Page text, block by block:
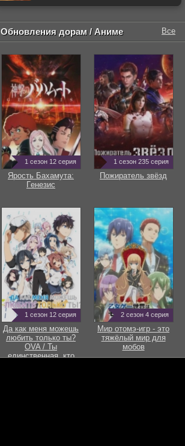
Обновления дорам / Аниме Все
1 сезон 12 серия
Ярость Бахамута:
Гeнезис
1 сезон 235 серия
Пожиратель звёзд
1 сезон 12 серия
Да как меня можешь
любить только ты?
OVA / Ты
единственная, кто
2 сезон 4 серия
Мир отомэ-игр - это
тяжёлый мир для
мобов